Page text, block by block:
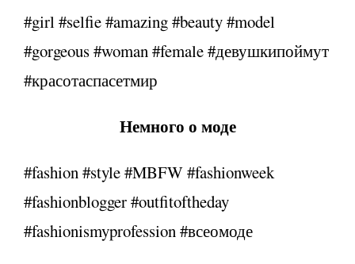
#girl #selfie #amazing #beauty #model
#gorgeous #woman #female #девушкипоймут
#красотаспасетмир
Немного о моде
#fashion #style #MBFW #fashionweek
#fashionblogger #outfitoftheday
#fashionismyprofession #всеомоде